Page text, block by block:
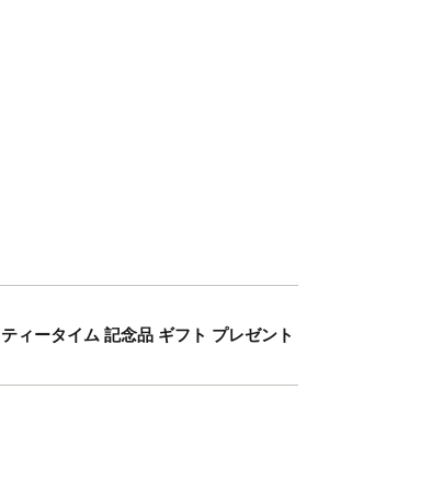
ィータイム 記念品 ギフト プレゼント